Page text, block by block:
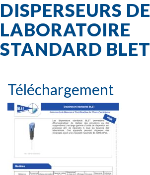
DISPERSEURS DE
LABORATOIRE
STANDARD BLET
Téléchargement